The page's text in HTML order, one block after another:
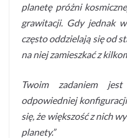
planetę próżni
grawitacji. Gdy jednak
często oddzielają się od
na niej zamieszkać z
Twoim zadaniem
odpowiedniej
się, że większość z nich
planety.”